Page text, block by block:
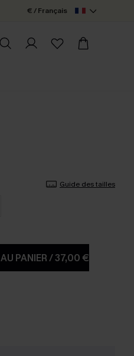
€ / Français
Guide des tailles
PANIER/37,00 €